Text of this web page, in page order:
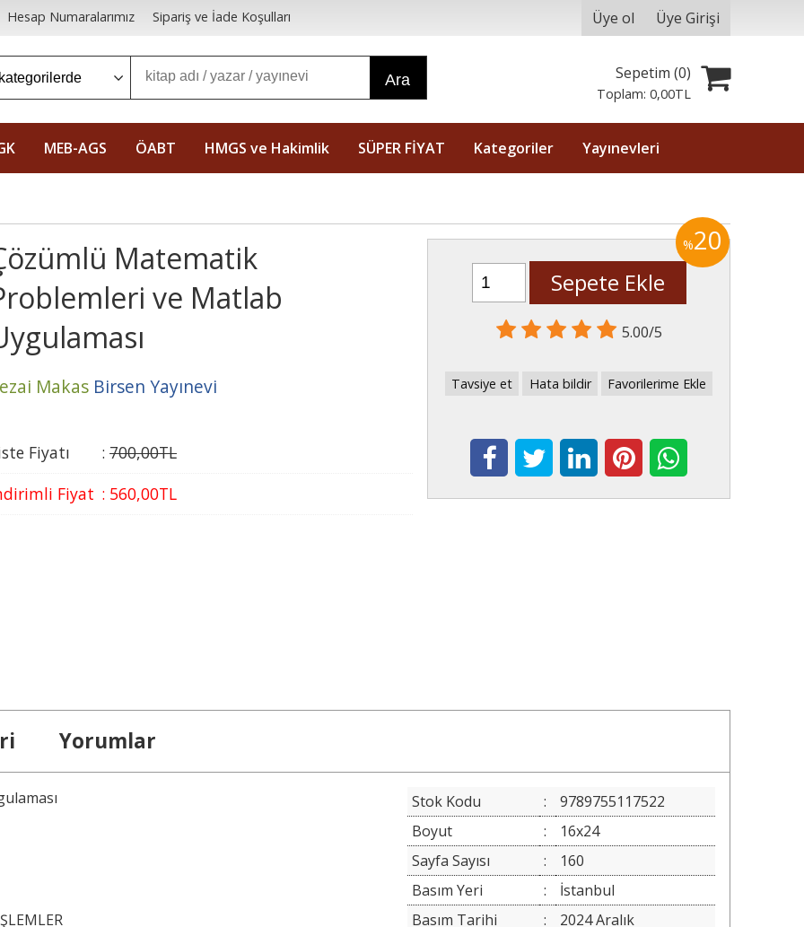
Hesap Numaralarımız Sipariş ve İade Koşulları Üye ol Üye Girişi
Ara Sepetim (0)
Toplam:0,00TL
MEB-AGS ÖABT HMGS ve Hakimlik SÜPER FİYAT Kategoriler Yayınevleri
Matematik
ve Matlab
Makas Birsen Yayınevi
Fiyatı : 700,00TL
Fiyat : 560,00TL
%20
Sepete Ekle
5.00/5
Tavsiye et Hata bildir Favorilerime Ekle
Yorumlar
Stok Kodu :
9789755117522
Boyut
:
16x24
Sayfa Sayısı
:
160
Basım Yeri
:
İstanbul
Basım Tarihi
: 2024 Aralık